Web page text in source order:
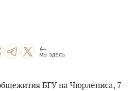
МЫ ЗДЕСЬ
БГУ на Чюрлениса, 7